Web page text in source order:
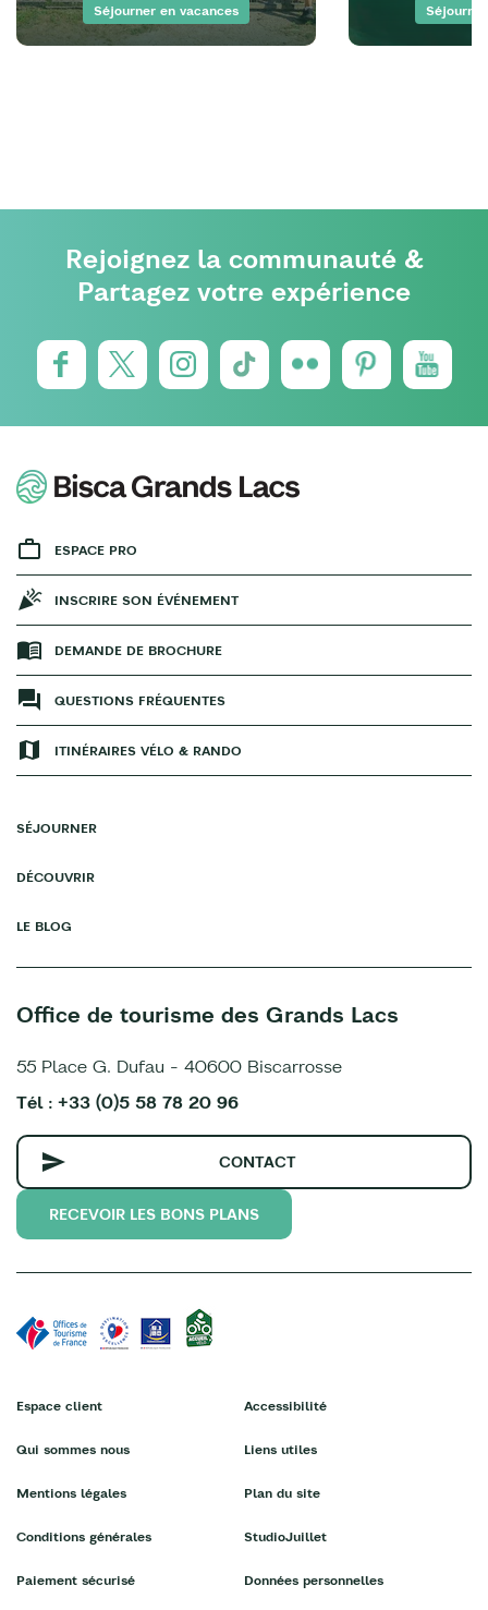
Séjourner en vacances
Rejoignez la communauté &
Partagez votre expérience
ESPACE PRO
INSCRIRE SON ÉVÉNEMENT
DEMANDE DE BROCHURE
QUESTIONS FRÉQUENTES
ITINÉRAIRES VÉLO & RANDO
SÉJOURNER
DÉCOUVRIR
LE BLOG
Office de tourisme des Grands Lacs
55 Place G. Dufau - 40600 Biscarrosse
Tél : +33 (0)5 58 78 20 96
CONTACT
RECEVOIR LES BONS PLANS
Espace client
Qui sommes nous
Mentions légales
Conditions générales
Paiement sécurisé
Accessibilité
Liens utiles
Plan du site
StudioJuillet
Données personnelles